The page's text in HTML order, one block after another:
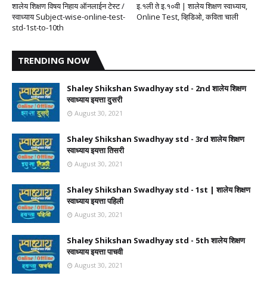
शालेय शिक्षण विषय निहाय ऑनलाईन टेस्ट /
स्वाध्याय Subject-wise-online-test-
std-1st-to-10th
इ.१ली ते इ.१०वी | शालेय शिक्षण स्वाध्याय,
Online Test, व्हिडिओ, कविता चाली
TRENDING NOW
Shaley Shikshan Swadhyay std - 2nd शालेय शिक्षण
स्वाध्याय इयत्ता दुसरी
August 30, 2021
Shaley Shikshan Swadhyay std - 3rd शालेय शिक्षण
स्वाध्याय इयत्ता तिसरी
August 30, 2021
Shaley Shikshan Swadhyay std - 1st | शालेय शिक्षण
स्वाध्याय इयत्ता पहिली
August 30, 2021
Shaley Shikshan Swadhyay std - 5th शालेय शिक्षण
स्वाध्याय इयत्ता पाचवी
August 30, 2021